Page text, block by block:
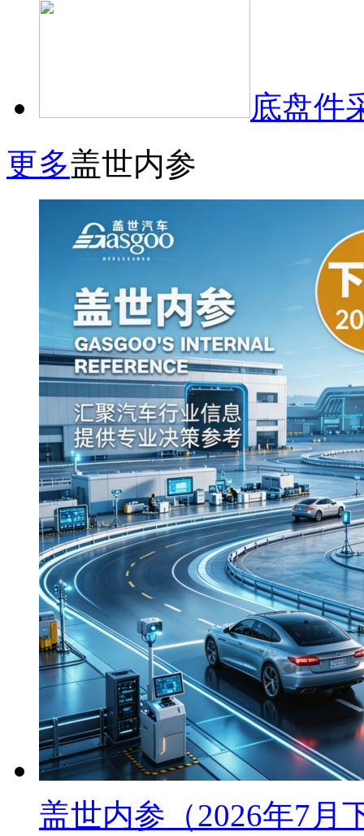
底盘件
更多盖世内参
盖世内参（2026年7月